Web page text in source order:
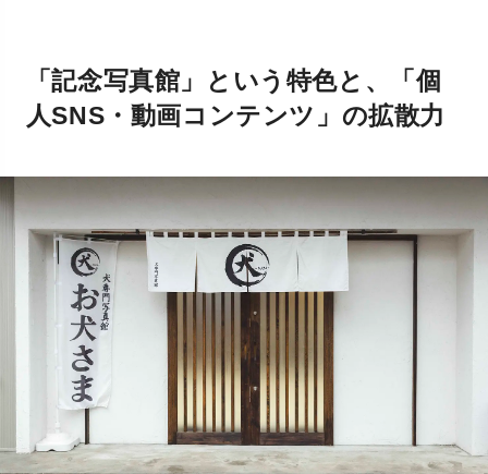
「記念写真館」という特色と、「個
人SNS・動画コンテンツ」の拡散力